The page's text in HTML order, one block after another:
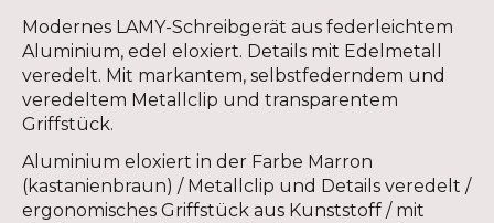
Modernes LAMY-Schreibgerät aus federleichtem
Aluminium, edel eloxiert. Details mit Edelmetall
veredelt. Mit markantem, selbstfederndem und
veredeltem Metallclip und transparentem
Griffstück.
Aluminium eloxiert in der Farbe Marron
(kastanienbraun) / Metallclip und Details veredelt /
ergonomisches Griffstück aus Kunststoff / mit